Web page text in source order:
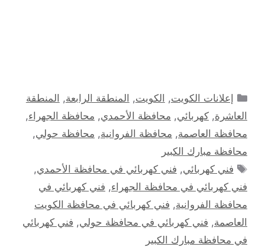
التصنيفات
إعلانات الكويت, الكويت, المنطقة الرابعة, المنطقة
العاشرة, كهربائي, محافظة الأحمدي, محافظة الجهراء,
محافظة العاصمة, محافظة الفروانية, محافظة حولي,
محافظة مبارك الكبير
الوسوم
فني كهربائي, فني كهربائي في محافظة الأحمدي,
فني كهربائي في محافظة الجهراء, فني كهربائي في
محافظة الفروانية, فني كهربائي في محافظة الكويت
العاصمة, فني كهربائي في محافظة حولي, فني كهربائي
في محافظة مبارك الكبير